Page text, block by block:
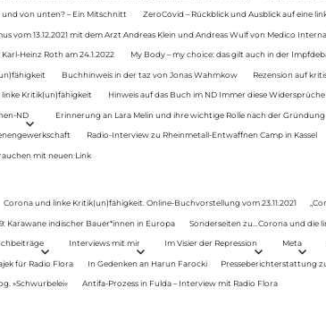
von unten? – Ein Mitschnitt ZeroCovid – Rückblick und Ausblick auf eine
vom 13.12.2021 mit dem Arzt Andreas Klein und Andreas Wulf von Medico
Heinz Roth am 24.1.2022 My Body – my choice: das gilt auch in der
Buchhinweis in der taz von Jonas Wahmkow Rezension auf
linke Kritik(un)fähigkeit Hinweis auf das Buch im ND Immer diese
ND Erinnerung an Lara Melin und ihre wichtige Rolle nach der
Radio-Interview zu Rheinmetall-Entwaffnen Camp in Kassel
mit neuen Link
Corona und linke Kritik(un)fähigkeit. Online-Buchvorstellung vom 23.11.2021
Karawane indischer Bauer*innen in Europa Sonderseiten zu…Corona und die
Interviews mit mir Im Visier der Repression Meta
für Radio Flora In Gedenken an Harun Farocki Presseberichterstattung
»Schwurbelei« Antifa-Prozess in Fulda – Interview mit Radio Flora